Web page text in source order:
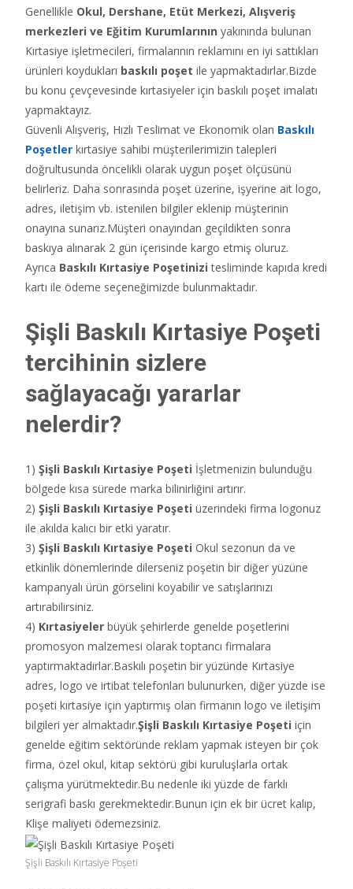
Genellikle Okul, Dershane, Etüt Merkezi, Alışveriş
merkezleri ve Eğitim Kurumlarının yakınında bulunan
Kırtasiye işletmecileri, firmalarının reklamını en iyi sattıkları
ürünleri koydukları baskılı poşet ile yapmaktadırlar.Bizde
bu konu çevçevesinde kırtasiyeler için baskılı poşet imalatı
yapmaktayız.
Güvenli Alışveriş, Hızlı Teslimat ve Ekonomik olan Baskılı
Poşetler kırtasiye sahibi müşterilerimizin talepleri
doğrultusunda öncelikli olarak uygun poşet ölçüsünü
belirleriz. Daha sonrasında poşet üzerine, işyerine ait logo,
adres, iletişim vb. istenilen bilgiler eklenip müşterinin
onayına sunarız.Müşteri onayından geçildikten sonra
baskıya alınarak 2 gün içerisinde kargo etmiş oluruz.
Ayrıca Baskılı Kırtasiye Poşetinizi tesliminde kapıda kredi
kartı ile ödeme seçeneğimizde bulunmaktadır.
Şişli Baskılı Kırtasiye Poşeti
tercihinin sizlere
sağlayacağı yararlar
nelerdir?
1) Şişli Baskılı Kırtasiye Poşeti İşletmenizin bulunduğu
bölgede kısa sürede marka bilinirliğini artırır.
2) Şişli Baskılı Kırtasiye Poşeti üzerindeki firma logonuz
ile akılda kalıcı bir etki yaratır.
3) Şişli Baskılı Kırtasiye Poşeti Okul sezonun da ve
etkinlik dönemlerinde dilerseniz poşetin bir diğer yüzüne
kampanyalı ürün görselini koyabilir ve satışlarınızı
artırabilirsiniz.
4) Kırtasiyeler büyük şehirlerde genelde poşetlerini
promosyon malzemesi olarak toptancı firmalara
yaptırmaktadırlar.Baskılı poşetin bir yüzünde Kırtasiye
adres, logo ve irtibat telefonları bulunurken, diğer yüzde ise
poşeti kırtasiye için yaptırmış olan firmanın logo ve iletişim
bilgileri yer almaktadır.Şişli Baskılı Kırtasiye Poşeti için
genelde eğitim sektöründe reklam yapmak isteyen bir çok
firma, özel okul, kitap sektörü gibi kuruluşlarla ortak
çalışma yürütmektedir.Bu nedenle iki yüzde de farklı
serigrafi baskı gerekmektedir.Bunun için ek bir ücret kalıp,
Klişe maliyeti ödemezsiniz.
Şişli Baskılı Kırtasiye Poşeti